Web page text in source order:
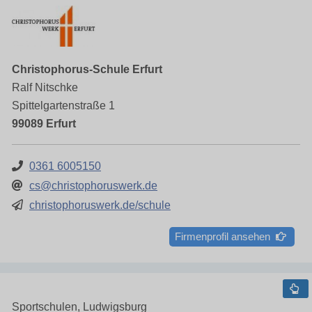
Christophorus-Schule Erfurt
Ralf Nitschke
Spittelgartenstraße 1
99089 Erfurt
0361 6005150
cs@christophoruswerk.de
christophoruswerk.de/schule
Firmenprofil ansehen
Sportschulen, Ludwigsburg